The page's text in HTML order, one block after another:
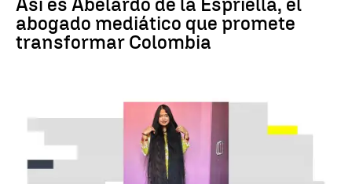
Así es Abelardo de la Espriella, el
abogado mediático que promete
transformar Colombia